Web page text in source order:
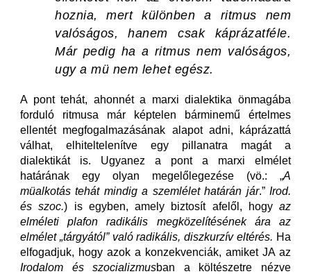
hoznia, mert különben a ritmus nem
valóságos, hanem csak káprázatféle.
Már pedig ha a ritmus nem valóságos,
ugy a mü nem lehet egész.
A pont tehát, ahonnét a marxi dialektika önmagába
forduló ritmusa már képtelen bárminemű értelmes
ellentét megfogalmazásának alapot adni, káprázattá
válhat, elhiteltelenítve egy pillanatra magát a
dialektikát is. Ugyanez a pont a marxi elmélet
határának egy olyan megelőlegezése (vö.: „A
müalkotás tehát mindig a szemlélet határán jár.”Irod.
és szoc.) is egyben, amely biztosít afelől, hogy az
elméleti plafon radikális megközelítésének ára az
elmélet „tárgyától” való radikális, diszkurzív eltérés. Ha
elfogadjuk, hogy azok a konzekvenciák, amiket JA az
Irodalom és szocializmusban a költészetre nézve